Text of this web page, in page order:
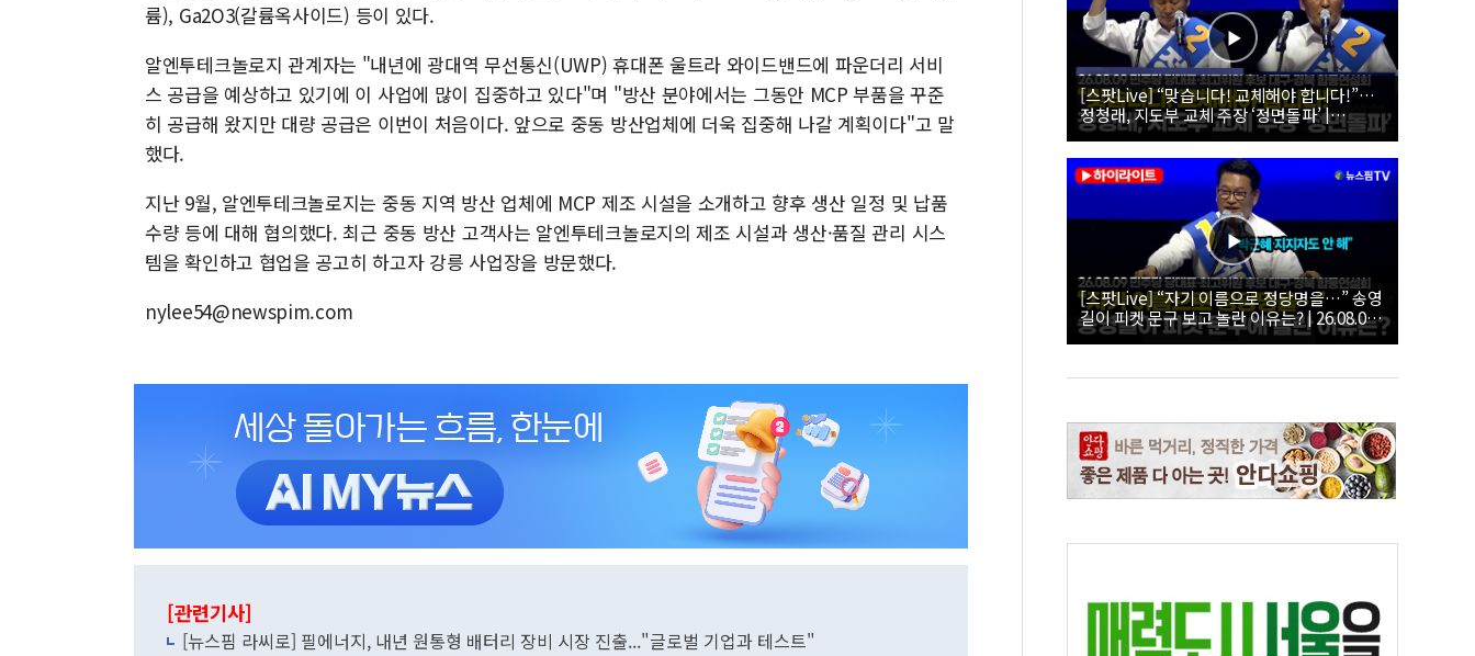
륨), Ga2O3(갈륨옥사이드) 등이 있다.
알엔투테크놀로지 관계자는 "내년에 광대역 무선통신(UWP) 휴대폰 울트라 와이드밴드에 파운더리 서비
스 공급을 예상하고 있기에 이 사업에 많이 집중하고 있다"며 "방산 분야에서는 그동안 MCP 부품을 꾸준
히 공급해 왔지만 대량 공급은 이번이 처음이다. 앞으로 중동 방산업체에 더욱 집중해 나갈 계획이다"고 말
했다.
지난 9월, 알엔투테크놀로지는 중동 지역 방산 업체에 MCP 제조 시설을 소개하고 향후 생산 일정 및 납품
수량 등에 대해 협의했다. 최근 중동 방산 고객사는 알엔투테크놀로지의 제조 시설과 생산·품질 관리 시스
템을 확인하고 협업을 공고히 하고자 강릉 사업장을 방문했다.
nylee54@newspim.com
[관련기사]
[뉴스핌 라씨로] 필에너지, 내년 원통형 배터리 장비 시장 진출..."글로벌 기업과 테스트"
[스팟Live] “맞습니다! 교체해야 합니다!”…
정청래, 지도부 교체 주장 ‘정면돌파’ |
26.08.09 더불어민주당 당대표·최고위원 후
보 대구·경북 합동연설회
[스팟Live] “자기 이름으로 정당명을…” 송영
길이 피켓 문구 보고 놀란 이유는? | 26.08.09
더불어민주당 당대표·최고위원 후보 대구·경